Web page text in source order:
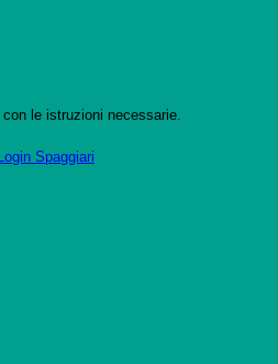
le istruzioni necessarie.
Login Spaggiari